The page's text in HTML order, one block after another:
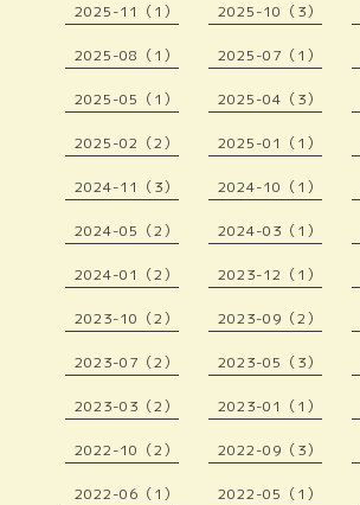
2025-11（1） 2025-10（3）
2025-08（1） 2025-07（1）
2025-05（1） 2025-04（3）
2025-02（2） 2025-01（1）
2024-11（3） 2024-10（1）
2024-05（2） 2024-03（1）
2024-01（2） 2023-12（1）
2023-10（2） 2023-09（2）
2023-07（2） 2023-05（3）
2023-03（2） 2023-01（1）
2022-10（2） 2022-09（3）
2022-06（1） 2022-05（1）